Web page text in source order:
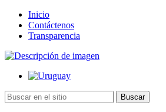
Inicio
Contáctenos
Transparencia